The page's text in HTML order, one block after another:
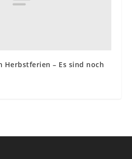
Herbstferien – Es sind noch